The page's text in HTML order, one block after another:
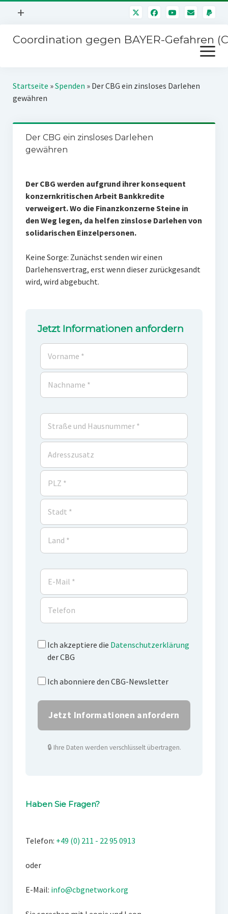
Menü
+
Mitmachen
Über uns
Impressum
Störfälle
Coordination gegen BAYER-Gefahren
Menü
öffnen
Kampagnen
Jahrestagung
Startseite »Spenden » Der CBG ein zinsloses Darlehen
gewähren
Der CBG ein zinsloses Darlehen
gewähren
Der CBG werden aufgrund ihrer konsequent
konzernkritischen Arbeit Bankkredite
verweigert. Wo die Finanzkonzerne Steine in
den Weg legen, da helfen zinslose Darlehen von
solidarischen Einzelpersonen.
Keine Sorge: Zunächst senden wir einen
Darlehensvertrag, erst wenn dieser zurückgesandt
wird, wird abgebucht.
Jetzt Informationen anfordern
Ich akzeptiere die Datenschutzerklärung
der CBG
Ich abonniere den CBG-Newsletter
🔒 Ihre Daten werden verschlüsselt übertragen.
Haben Sie Fragen?
Telefon: +49 (0) 211 - 22 95 0913
oder
E-Mail: info@cbgnetwork.org